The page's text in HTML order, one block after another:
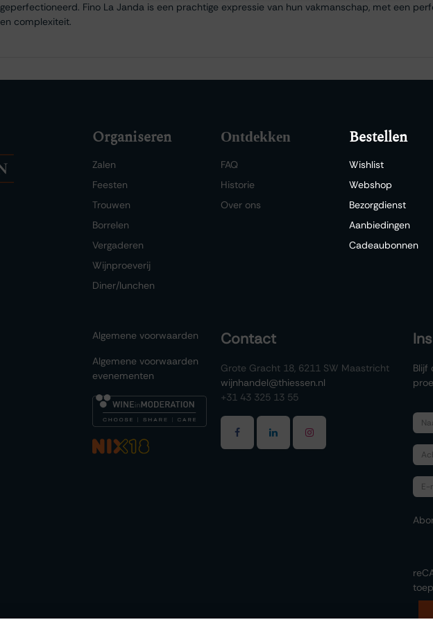
geperfectioneerd. Fino La Janda is een prachtige expressie van hun vakmanschap, met een
en complexiteit.
Organiseren
Zalen
Feesten
Trouwen
Borrelen
Vergaderen
Wijnproeverij
Diner/lunchen
Ontdekken
FAQ
Historie
Over ons
Bestellen
Wishlist
Webshop
Bezorgdienst
Aanbiedingen
Cadeaubonnen
Algemene voorwaarden
Algemene voorwaarden
evenementen
Contact
Grote Gracht 18, 6211 SW Maastricht
wijnhandel@thiessen.nl
+31 43 325 13 55
Blijf